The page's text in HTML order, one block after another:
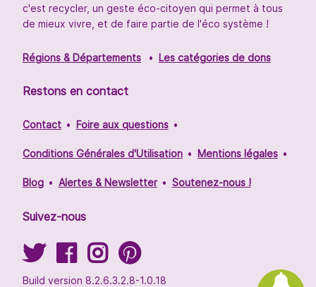
c'est recycler, un geste éco-citoyen qui permet à tous
de mieux vivre, et de faire partie de l'éco système !
Régions & Départements Les catégories de dons
Restons en contact
Contact Foire aux questions
Conditions Générales d'Utilisation Mentions légales
Blog Alertes & Newsletter Soutenez-nous !
Suivez-nous
Build version 8.2.6.3.2.8-1.0.18